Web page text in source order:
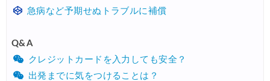
急病など予期せぬトラブルに補償
Q&A
クレジットカードを入力しても安全？
出発までに気をつけることは？